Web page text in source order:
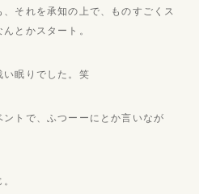
それを承知の上で、ものすごくス
とかスタート。
い眠りでした。笑
トで、ふつーーにとか言いなが